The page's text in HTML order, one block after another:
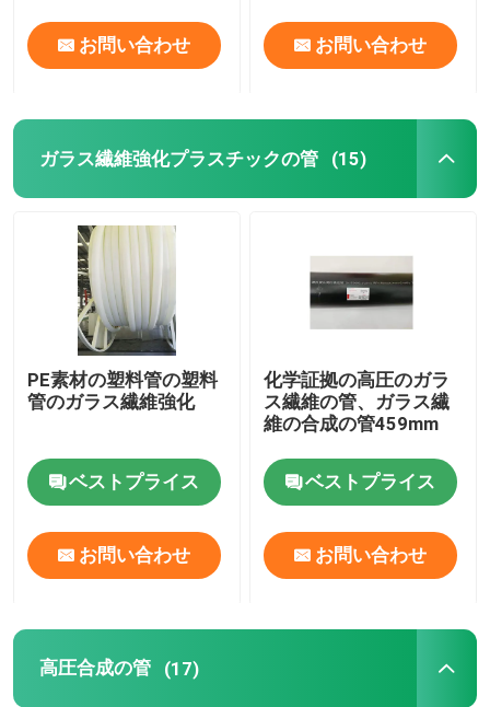
お問い合わせ お問い合わせ
ガラス繊維強化プラスチックの管 (15)
PE素材の塑料管の塑料
管のガラス繊維強化
ベストプライス
お問い合わせ
化学証拠の高圧のガラ
ス繊維の管、ガラス繊
維の合成の管459mm
ベストプライス
お問い合わせ
高圧合成の管 (17)